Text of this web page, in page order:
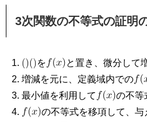
3次関数の不等式の証明
を
と置き、微分して
増減を元に、定義域内での
最小値を利用して
の不等
の不等式を移項して、